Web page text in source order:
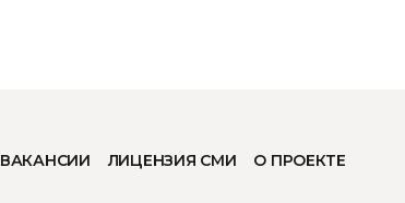
ВАКАНСИИ ЛИЦЕНЗИЯ СМИ О ПРОЕКТЕ